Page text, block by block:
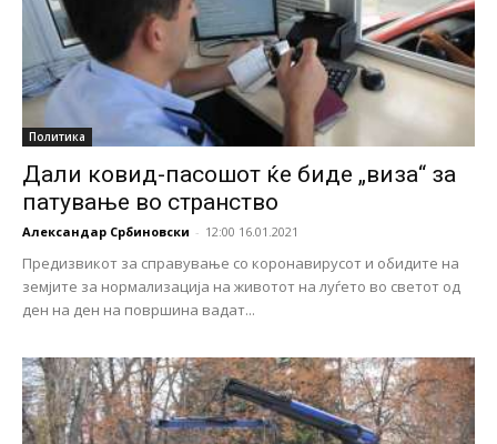
Политика
Дали ковид-пасошот ќе биде „виза“ за
патување во странство
Александар Србиновски - 12:00 16.01.2021
Предизвикот за справување со коронавирусот и обидите на
земјите за нормализација на животот на луѓето во светот од
ден на ден на површина вадат...